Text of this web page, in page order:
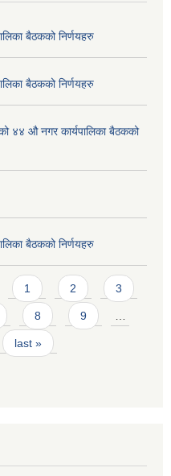
बैठकको निर्णयहरु
बैठकको निर्णयहरु
४४ औ नगर कार्यपालिका बैठकको
बैठकको निर्णयहरु
1 2 3
8 9
last »